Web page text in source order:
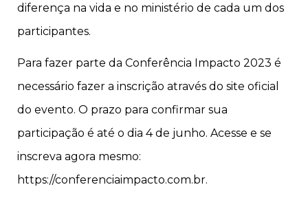
diferença na vida e no ministério de cada um dos
participantes.
Para fazer parte da Conferência Impacto 2023 é
necessário fazer a inscrição através do site oficial
do evento. O prazo para confirmar sua
participação é até o dia 4 de junho. Acesse e se
inscreva agora mesmo:
https://conferenciaimpacto.com.br.